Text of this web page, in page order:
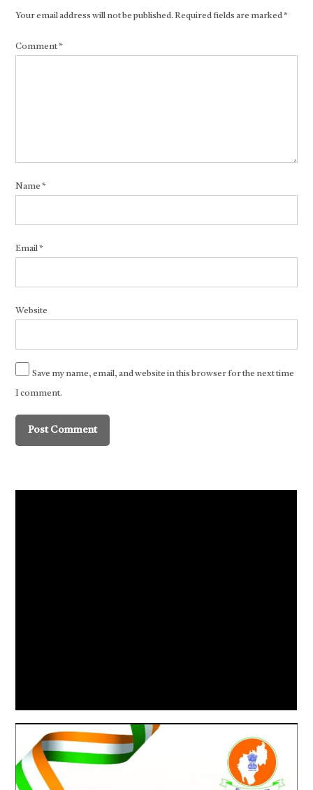
Your email address will not be published. Required fields are marked*
Comment*
Name*
Email*
Website
Save my name, email, and website in this browser for the next time
I comment.